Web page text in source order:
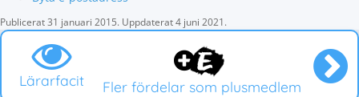
Publicerat31 januari 2015. Uppdaterat4 juni 2021.
Lärarfacit Fler fördelar som plusmedlem